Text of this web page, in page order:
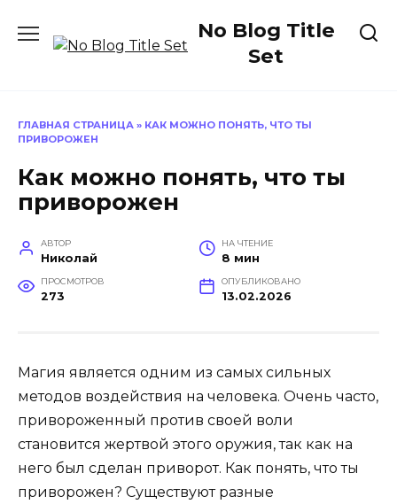
содержанию
No Blog Title
Set
ГЛАВНАЯ СТРАНИЦА » КАК МОЖНО ПОНЯТЬ, ЧТО ТЫ
ПРИВОРОЖЕН
Как можно понять, что ты
приворожен
АВТОР
Николай
НА ЧТЕНИЕ
8 мин
ПРОСМОТРОВ
273
ОПУБЛИКОВАНО
13.02.2026
Магия является одним из самых сильных
методов воздействия на человека. Очень часто,
привороженный против своей воли
становится жертвой этого оружия, так как на
него был сделан приворот. Как понять, что ты
приворожен? Существуют разные